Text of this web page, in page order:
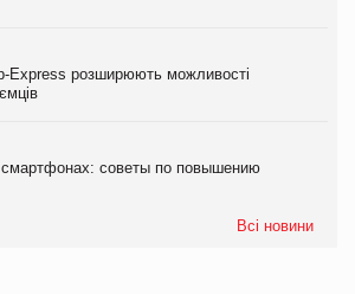
Express розширюють можливості
советы по повышению
Всі новини